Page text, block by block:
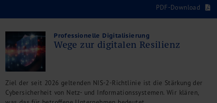
Wirtschaftsprüfung
Unternehmensfinanzierung
Restrukturierung
M&A + Unternehmensnachfolge
Management Consulting
Internationalisierung
PDF-Download
Professionelle Digitalisierung
Wege zur digitalen Resilienz
Ziel der seit 2026 geltenden NIS-2-Richtlinie ist die Stärkung der
Cybersicherheit von Netz- und Informationssystemen. Wir klären,